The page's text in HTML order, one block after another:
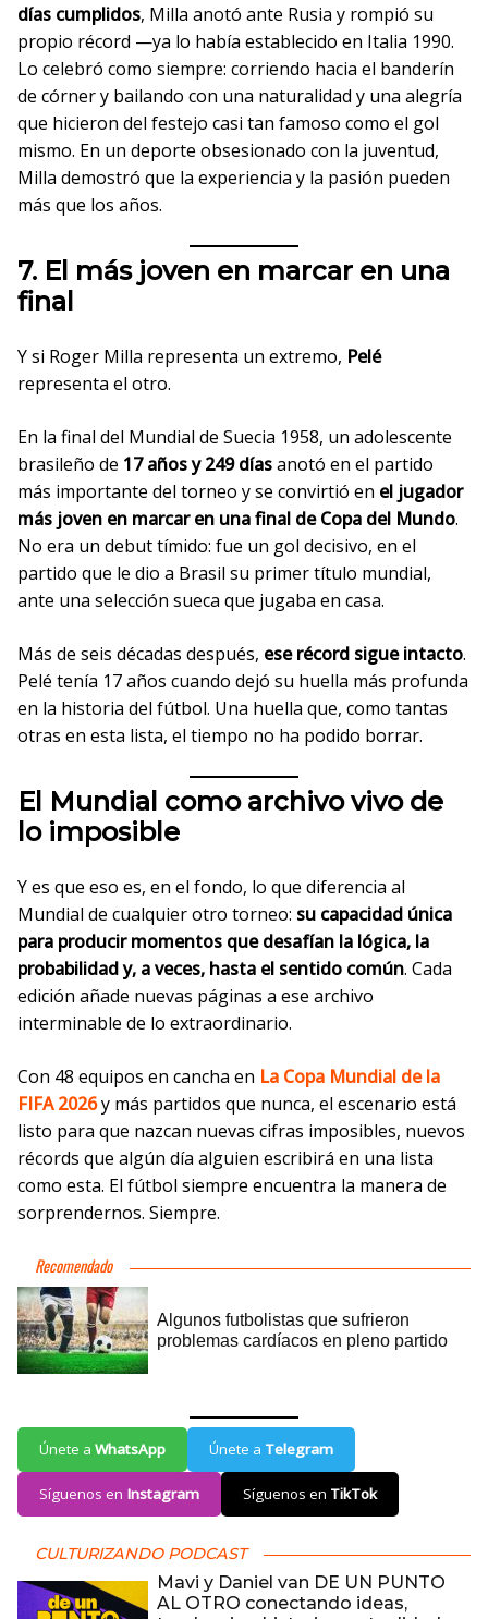
días cumplidos, Milla anotó ante Rusia y rompió su
propio récord —ya lo había establecido en Italia 1990.
Lo celebró como siempre: corriendo hacia el banderín
de córner y bailando con una naturalidad y una alegría
que hicieron del festejo casi tan famoso como el gol
mismo. En un deporte obsesionado con la juventud,
Milla demostró que la experiencia y la pasión pueden
más que los años.
7. El más joven en marcar en una
final
Y si Roger Milla representa un extremo, Pelé
representa el otro.
En la final del Mundial de Suecia 1958, un adolescente
brasileño de 17 años y 249 díasanotó en el partido
más importante del torneo y se convirtió en el jugador
más joven en marcar en una final de Copa del Mundo.
No era un debut tímido: fue un gol decisivo, en el
partido que le dio a Brasil su primer título mundial,
ante una selección sueca que jugaba en casa.
Más de seis décadas después, ese récord sigue intacto.
Pelé tenía 17 años cuando dejó su huella más profunda
en la historia del fútbol. Una huella que, como tantas
otras en esta lista, el tiempo no ha podido borrar.
El Mundial como archivo vivo de
lo imposible
Y es que eso es, en el fondo, lo que diferencia al
Mundial de cualquier otro torneo: su capacidad única
para producir momentos que desafían la lógica, la
probabilidad y, a veces, hasta el sentido común. Cada
edición añade nuevas páginas a ese archivo
interminable de lo extraordinario.
Con 48 equipos en cancha en La Copa Mundial de la
FIFA 2026y más partidos que nunca, el escenario está
listo para que nazcan nuevas cifras imposibles, nuevos
récords que algún día alguien escribirá en una lista
como esta. El fútbol siempre encuentra la manera de
sorprendernos. Siempre.
Únete a WhatsApp Únete a Telegram
Síguenos en Instagram Síguenos en TikTok
CULTURIZANDO PODCAST
Mavi y Daniel van DE UN PUNTO
AL OTRO conectando ideas,